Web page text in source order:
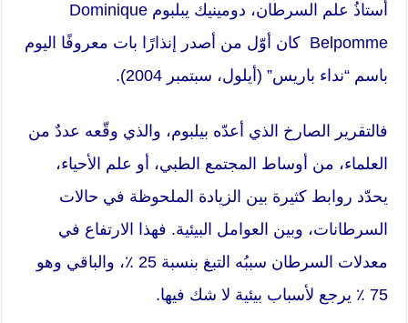
أستاذُ علم السرطان، دومينيك يبلبوم Dominique
Belpomme كان أوّل من أصدر إنذارًا بات معروفًا اليوم
باسم “نداء باريس” (أيلول، سبتمبر 2004).
فالتقرير الصارخ الذي أعدّه بيلبوم، والذي وقّعه عددٌ من
العلماء، من أوساط المجتمع الطبي، أو علم الأحياء،
يحدّد روابط كثيرة بين الزيادة الملحوظة في حالات
السرطانات، وبين العوامل البيئية. فهذا الارتفاع في
معدلات السرطان سببُه التبغ بنسبة 25 ٪، والباقي وهو
75 ٪ يرجع لأسباب بيئية لا شك فيها.